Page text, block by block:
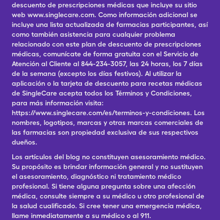
descuento de prescripciones médicas que incluye su sitio
web www.singlecare.com. Como información adicional se
incluye una lista actualizada de farmacias participantes, así
como también asistencia para cualquier problema
relacionado con este plan de descuento de prescripciones
médicas, comunícate de forma gratuita con el Servicio de
Atención al Cliente al 844-234-3057, las 24 horas, los 7 días
de la semana (excepto los días festivos). Al utilizar la
aplicación o la tarjeta de descuento para recetas médicas
de SingleCare acepta todos los Términos y Condiciones,
para más información visita:
https://www.singlecare.com/es/terminos-y-condiciones. Los
nombres, logotipos, marcas y otras marcas comerciales de
las farmacias son propiedad exclusiva de sus respectivos
dueños.
Los artículos del blog no constituyen asesoramiento médico.
Su propósito es brindar información general y no sustituyen
el asesoramiento, diagnóstico ni tratamiento médico
profesional. Si tiene alguna pregunta sobre una afección
médica, consulte siempre a su médico u otro profesional de
la salud cualificado. Si cree tener una emergencia médica,
llame inmediatamente a su médico o al 911.